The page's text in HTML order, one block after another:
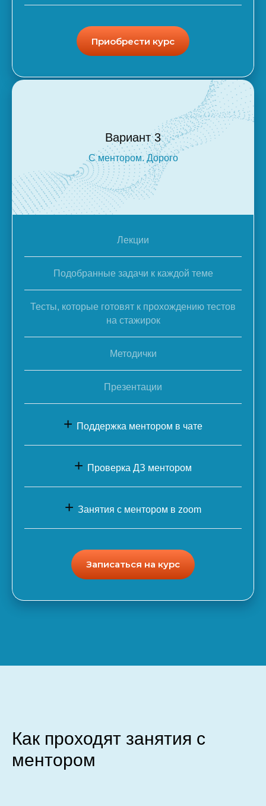
Приобрести курс
Вариант 3
С ментором. Дорого
Лекции
Подобранные задачи к каждой теме
Тесты, которые готовят к прохождению тестов
на стажирок
Методички
Презентации
+ Поддержка ментором в чате
+ Проверка ДЗ ментором
+ Занятия с ментором в zoom
Записаться на курс
Как проходят занятия с
ментором